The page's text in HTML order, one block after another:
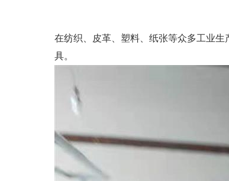
在纺织、皮革、塑料、纸张等众多工业
具。